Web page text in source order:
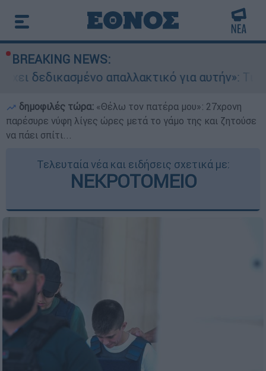
BREAKING NEWS:
απαλλακτικό για αυτήν»: Τι δηλώνει
δημοφιλές τώρα: «Θέλω τον πατέρα μου»: 27χρονη
παρέσυρε νύφη λίγες ώρες μετά το γάμο της και ζητούσε
να πάει σπίτι...
Τελευταία νέα και ειδήσεις σχετικά με:
ΝΕΚΡΟΤΟΜΕΙΟ